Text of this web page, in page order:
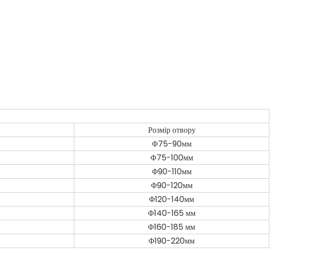
Розмір отвору
Φ75-90мм
Φ75-100мм
Φ90-110мм
Φ90-120мм
Φ120-140мм
Φ140-165 мм
Φ160-185 мм
Φ190-220мм